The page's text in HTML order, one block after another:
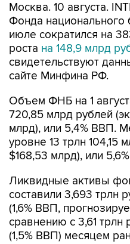
Москва. 10 августа.
Фонда национального
июле сократился на
роста на 148,9 млрд
свидетельствуют
сайте Минфина РФ.
Объем ФНБ на 1
720,85 млрд рублей
млрд), или 5,4% ВВП.
уровне 13 трлн 104,15
$168,53 млрд), или
Ликвидные активы
составили 3,693 трлн
(1,6% ВВП,
сравнению с 3,61 трлн
(1,5% ВВП) месяцем